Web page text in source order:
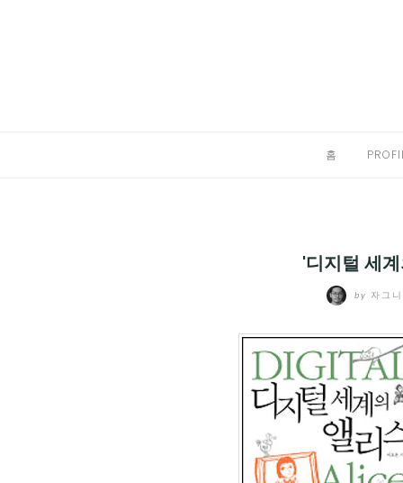
홈
'디지털 세
by 자그니
EXPAND
MENU
CHILD
MENU
EXPAND
CHILD
MENU